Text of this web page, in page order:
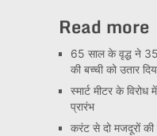
Read more
65 साल के वृद्ध ने 35
की बच्ची को उतार
स्मार्ट मीटर के
प्रारंभ
करंट से दो मजदूरों